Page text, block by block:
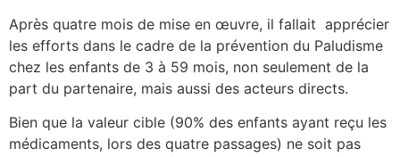
Après quatre mois de mise en œuvre, il fallait apprécier
les efforts dans le cadre de la prévention du Paludisme
chez les enfants de 3 à 59 mois, non seulement de la
part du partenaire, mais aussi des acteurs directs.
Bien que la valeur cible (90% des enfants ayant reçu les
médicaments, lors des quatre passages) ne soit pas